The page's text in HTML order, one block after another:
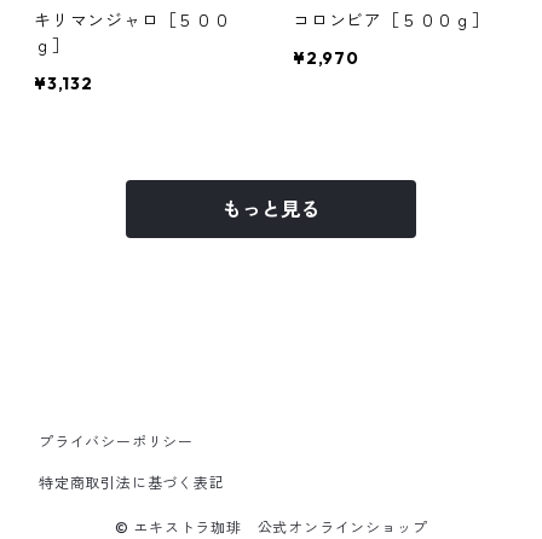
キリマンジャロ［５００
ｇ］
¥3,132
コロンビア［５００ｇ］
¥2,970
もっと見る
プライバシーポリシー
特定商取引法に基づく表記
© エキストラ珈琲 公式オンラインショップ